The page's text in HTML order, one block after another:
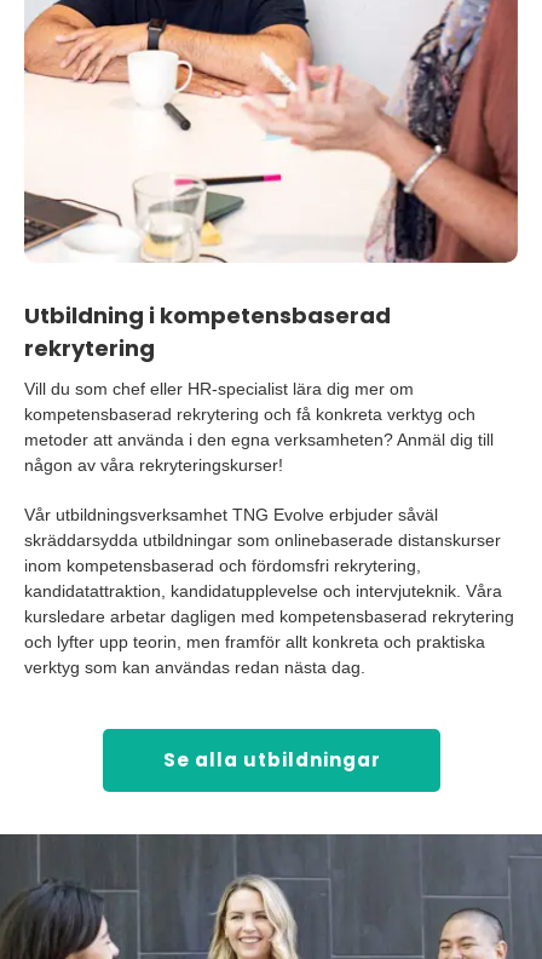
Utbildning i kompetensbaserad
rekrytering
Vill du som chef eller HR-specialist lära dig mer om
kompetensbaserad rekrytering och få konkreta verktyg och
metoder att använda i den egna verksamheten? Anmäl dig till
någon av våra rekryteringskurser!
Vår utbildningsverksamhet TNG Evolve erbjuder såväl
skräddarsydda utbildningar som onlinebaserade distanskurser
inom kompetensbaserad och fördomsfri rekrytering,
kandidatattraktion, kandidatupplevelse och intervjuteknik. Våra
kursledare arbetar dagligen med kompetensbaserad rekrytering
och lyfter upp teorin, men framför allt konkreta och praktiska
verktyg som kan användas redan nästa dag.
Se alla utbildningar